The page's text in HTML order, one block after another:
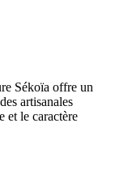
Sékoïa offre un
artisanales
et le caractère